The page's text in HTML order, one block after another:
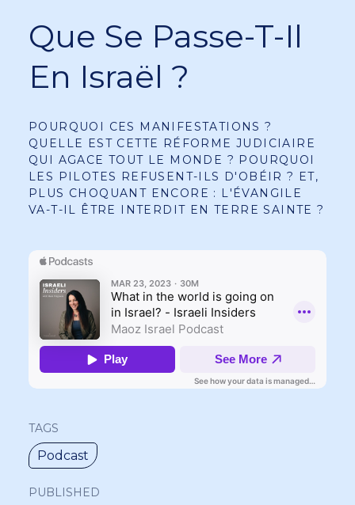
Que Se Passe-T-Il
En Israël ?
POURQUOI CES MANIFESTATIONS ?
QUELLE EST CETTE RÉFORME JUDICIAIRE
QUI AGACE TOUT LE MONDE ? POURQUOI
LES PILOTES REFUSENT-ILS D'OBÉIR ? ET,
PLUS CHOQUANT ENCORE : L'ÉVANGILE
VA-T-IL ÊTRE INTERDIT EN TERRE SAINTE ?
TAGS
Podcast
PUBLISHED